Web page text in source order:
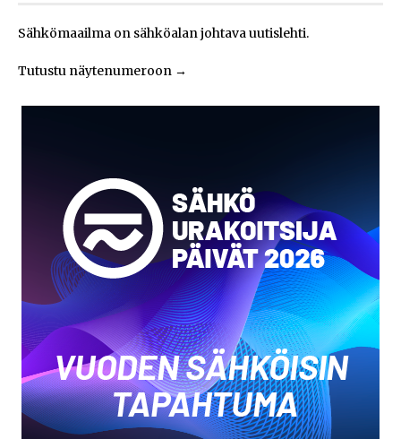
Sähkömaailma on sähköalan johtava uutislehti.
Tutustu näytenumeroon →